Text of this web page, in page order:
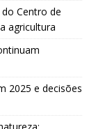
Centro de
agricultura
2025 e decisões